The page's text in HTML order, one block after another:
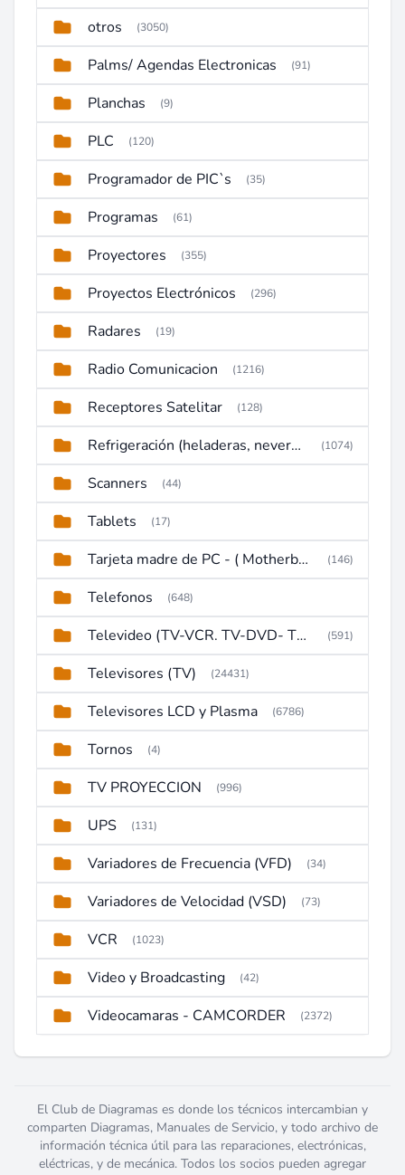
otros (3050)
Palms/ Agendas Electronicas (91)
Planchas (9)
PLC (120)
Programador de PIC`s (35)
Programas (61)
Proyectores (355)
Proyectos Electrónicos (296)
Radares (19)
Radio Comunicacion (1216)
Receptores Satelitar (128)
Refrigeración (heladeras, neveras, congeladores) (1074)
Scanners (44)
Tablets (17)
Tarjeta madre de PC - ( Motherboard ) (146)
Telefonos (648)
Televideo (TV-VCR. TV-DVD- TV-DVD-VCR) (591)
Televisores (TV) (24431)
Televisores LCD y Plasma (6786)
Tornos (4)
TV PROYECCION (996)
UPS (131)
Variadores de Frecuencia (VFD) (34)
Variadores de Velocidad (VSD) (73)
VCR (1023)
Video y Broadcasting (42)
Videocamaras - CAMCORDER (2372)
El Club de Diagramas es donde los técnicos intercambian y
comparten Diagramas, Manuales de Servicio, y todo archivo de
información técnica útil para las reparaciones, electrónicas,
eléctricas, y de mecánica. Todos los socios pueden agregar